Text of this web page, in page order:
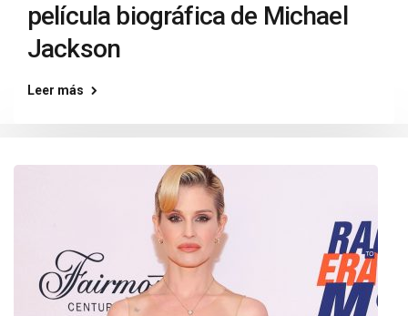
película biográfica de Michael
Jackson
Leer más